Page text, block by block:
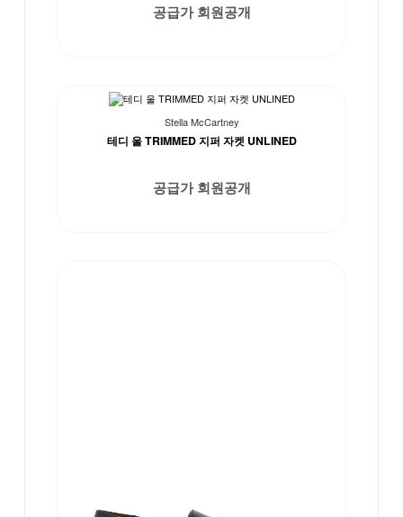
공급가 회원공개
Stella McCartney
테디 울 TRIMMED 지퍼 자켓 UNLINED
공급가 회원공개